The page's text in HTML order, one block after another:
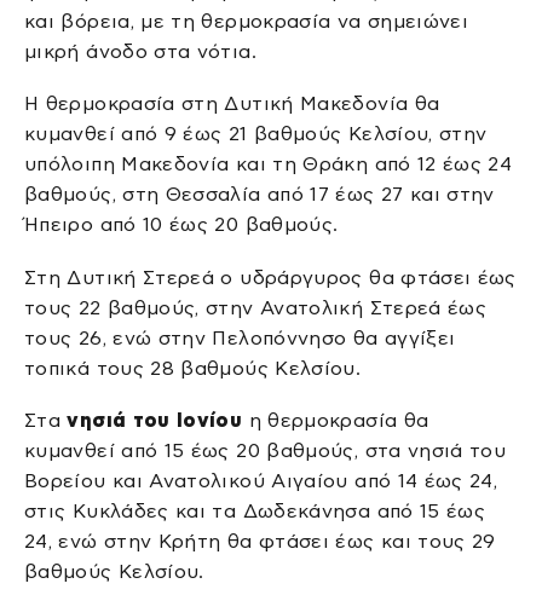
και βόρεια, με τη θερμοκρασία να σημειώνει
μικρή άνοδο στα νότια.
Η θερμοκρασία στη Δυτική Μακεδονία θα
κυμανθεί από 9 έως 21 βαθμούς Κελσίου, στην
υπόλοιπη Μακεδονία και τη Θράκη από 12 έως 24
βαθμούς, στη Θεσσαλία από 17 έως 27 και στην
Ήπειρο από 10 έως 20 βαθμούς.
Στη Δυτική Στερεά ο υδράργυρος θα φτάσει έως
τους 22 βαθμούς, στην Ανατολική Στερεά έως
τους 26, ενώ στην Πελοπόννησο θα αγγίξει
τοπικά τους 28 βαθμούς Κελσίου.
Στανησιά του Ιονίου η θερμοκρασία θα
κυμανθεί από 15 έως 20 βαθμούς, στα νησιά του
Βορείου και Ανατολικού Αιγαίου από 14 έως 24,
στις Κυκλάδες και τα Δωδεκάνησα από 15 έως
24, ενώ στην Κρήτη θα φτάσει έως και τους 29
βαθμούς Κελσίου.